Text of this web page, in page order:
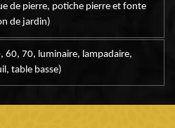
de pierre, potiche pierre et fonte
de jardin)
60, 70, luminaire, lampadaire,
table basse)